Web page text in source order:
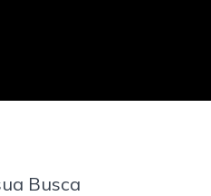
Busca